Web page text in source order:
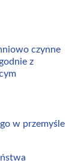
czynne
z
w przemyśle